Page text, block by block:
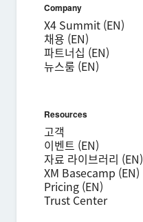
Privacy
Optin
본 정보를 제공함으로써, 당사
처리하는 것에 동의하게 됩니다.
Company
X4 Summit (EN)
채용 (EN)
파트너십 (EN)
뉴스룸 (EN)
Resources
고객
이벤트 (EN)
자료 라이브러리 (EN)
XM Basecamp (EN)
Pricing (EN)
Trust Center